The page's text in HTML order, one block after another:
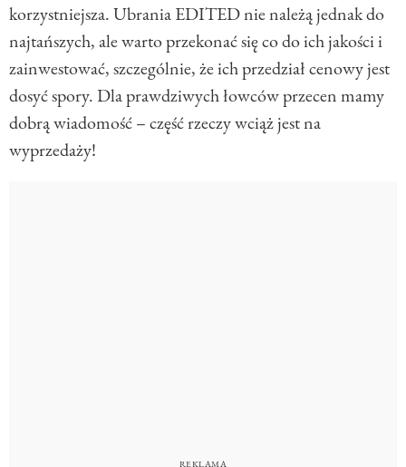
korzystniejsza. Ubrania EDITED nie należą jednak do
najtańszych, ale warto przekonać się co do ich jakości i
zainwestować, szczególnie, że ich przedział cenowy jest
dosyć spory. Dla prawdziwych łowców przecen mamy
dobrą wiadomość – część rzeczy wciąż jest na
wyprzedaży!